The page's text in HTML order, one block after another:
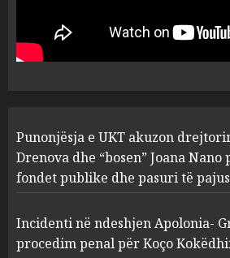
1
“bosen”
abuzim me
pasuri të
2
Apolonia-
procedim
Kokëdhimën
MARCH 27, 2025
FOTO/
Punonjësja e UKT akuzon
Drenova dhe “bosen” Joana
fondet publike dhe pasuri të
Incidenti në ndeshjen Apolonia-
procedim penal për Koço